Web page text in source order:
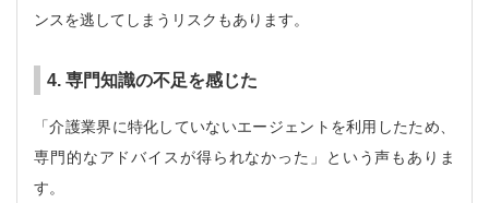
ンスを逃してしまうリスクもあります。
4. 専門知識の不足を感じた
「介護業界に特化していないエージェントを利用したため、
専門的なアドバイスが得られなかった」という声もありま
す。